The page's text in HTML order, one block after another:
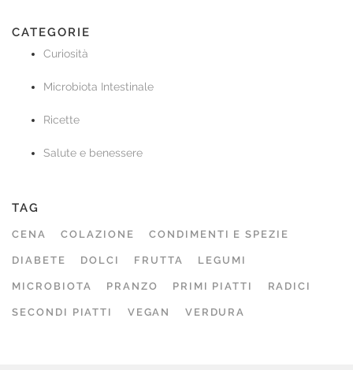
CATEGORIE
Curiosità
Microbiota Intestinale
Ricette
Salute e benessere
TAG
CENA COLAZIONE CONDIMENTI E SPEZIE
DIABETE DOLCI FRUTTA LEGUMI
MICROBIOTA PRANZO PRIMI PIATTI RADICI
SECONDI PIATTI VEGAN VERDURA